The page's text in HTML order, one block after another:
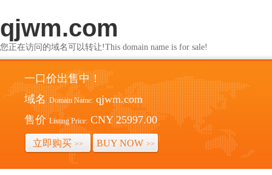
qjwm.com
您正在访问的域名可以转让!This domain name is for sale!
一口价出售中！
域名 Domain Name: qjwm.com
售价 Listing Price: CNY 25997.00
立即购买 >> BUY NOW >>